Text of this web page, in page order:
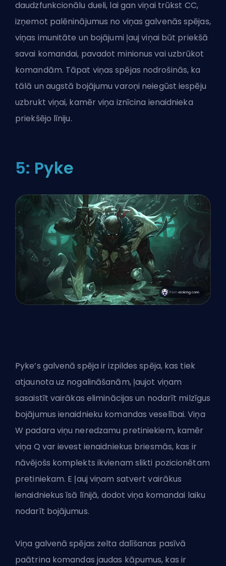
daudzfunkcionālu dueli, lai gan viņai trūkst CC,
izņemot palēninājumus no viņas galvenās spējas,
viņas imunitāte un bojājumi ļauj viņai būt priekšā
savai komandai, pavadot minionus vai uzbrūkot
komandām. Tāpat viņas spējas nodrošinās, ka
tālā un augstā bojājumu varoņi neiegūst iespēju
uzbrukt viņai, kamēr viņa iznīcina ienaidnieka
priekšējo līniju.
5: Pyke
Pyke’s galvenā spēja ir izpildes spēja, kas tiek
atjaunota uz nogalināšanām, ļaujot viņam
sasaistīt vairākas eliminācijas un nodarīt milzīgus
bojājumus ienaidnieku komandas veselībai. Viņa
W padara viņu neredzamu pretiniekiem, kamēr
viņa Q var ievest ienaidniekus briesmās, kas ir
nāvējošs komplekts ikvienam slikti pozicionētam
pretiniekam. E ļauj viņam satvert vairākus
ienaidniekus īsā līnijā, dodot viņa komandai laiku
nodarīt bojājumus.
Viņa galvenā spējas zelta dalīšanas pasīvā
paātrina komandas jaudas kāpumus, kas ir